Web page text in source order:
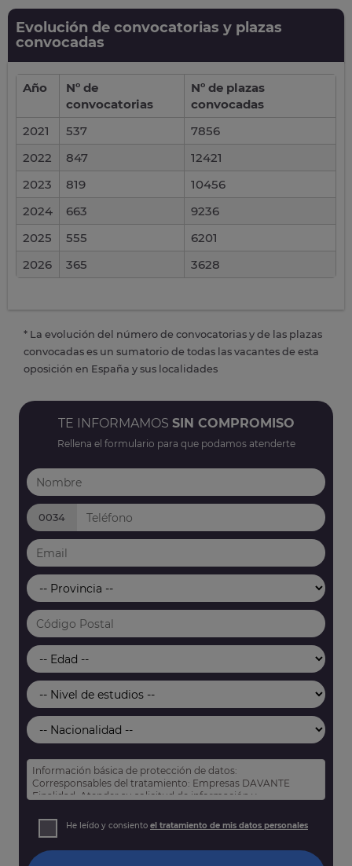
Evolución de convocatorias y plazas
convocadas
Año
Nº de
convocatorias
Nº de plazas
convocadas
2021
537
7856
2022
847
12421
2023
819
10456
2024
663
9236
2025
555
6201
2026
365 3628
* La evolución del número de convocatorias y de las plazas
convocadas es un sumatorio de todas las vacantes de esta
oposición en España y sus localidades
TE INFORMAMOS SIN COMPROMISO
Rellena el formulario para que podamos atenderte
0034
Información básica de protección de datos:
Corresponsables del tratamiento: Empresas DAVANTE
Finalidad: Atender su solicitud de información y
Derechos: Puede acceder, rectificar y suprimir sus datos,
así como otros derechos tal y como se explica en nuestra
He leído y consiento el tratamiento de mis datos personales